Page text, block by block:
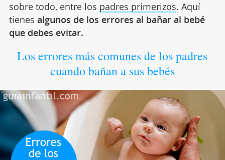
sobre todo, entre los padres primerizos. Aquí
tienes algunos de los errores al bañar al bebé
que debes evitar.
Los errores más comunes de los padres
cuando bañan a sus bebés